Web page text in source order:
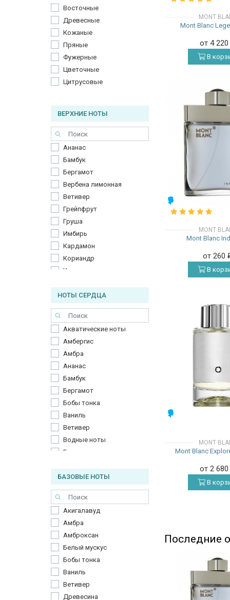
Восточные
Древесные
Кожаные
Пряные
Фужерные
Цветочные
Цитрусовые
ВЕРХНИЕ НОТЫ
Ананас
Бамбук
Бергамот
Вербена лимонная
Ветивер
Грейпфрут
Груша
Имбирь
Кардамон
Кориандр
Корица
Лаванда
Лист фиалки
Мандарин
Масло жёлтого
Итальянского мандарина
Масло лимона
Мускатный шалфей
Мята
Перец
Розмарин
Розовый перец
Цедра
Цитрусы
Шалфей
Яблоко
Ягоды можжевельника
НОТЫ СЕРДЦА
Акватические ноты
Амбергис
Амбра
Ананас
Бамбук
Бергамот
Бобы тонка
Ваниль
Ветивер
Водные ноты
Гелиотроп
Грейпфрут
Древесина
Древесные ноты
Дубовый мох
Еловая смола
Жасмин
Зеленое яблоко
Имбирь
Кардамон
Кашемировое дерево
БАЗОВЫЕ НОТЫ
Акигалавуд
Амбра
Амброксан
Белый мускус
Бобы тонка
Ваниль
Ветивер
Древесина
MONT
Mont Blanc
от 4
В
MONT
Mont Blanc
от 260
В
MONT
Mont Blanc
от 2
В
Последние